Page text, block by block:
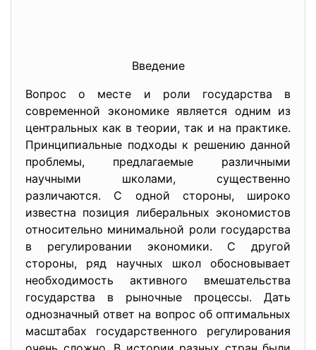
Введение
Вопрос о месте и роли государства в
современной экономике является одним из
центральных как в теории, так и на практике.
Принципиальные подходы к решению данной
проблемы, предлагаемые различными
научными школами, существенно
различаются. С одной стороны, широко
известна позиция либеральных экономистов
относительно минимальной роли государства
в регулировании экономики. С другой
стороны, ряд научных школ обосновывает
необходимость активного вмешательства
государства в рыночные процессы. Дать
однозначный ответ на вопрос об оптимальных
масштабах государственного регулирования